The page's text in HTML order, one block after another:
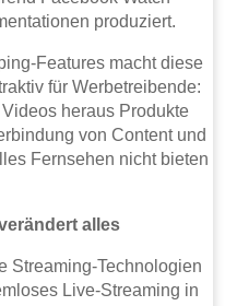
produziert.
Features macht diese
für Werbetreibende:
heraus Produkte
von Content und
Fernsehen nicht bieten
alles
Streaming-Technologien
Live-Streaming in